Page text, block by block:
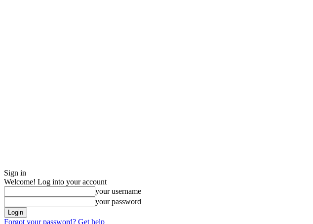
Sign in
Welcome! Log into your account
your username
your password
Forgot your password? Get help